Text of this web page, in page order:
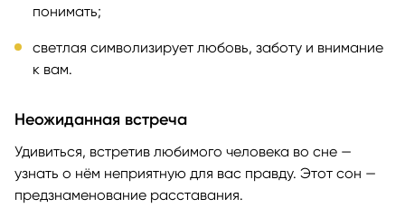
понимать;
светлая символизирует любовь, заботу и внимание
к вам.
Неожиданная встреча
Удивиться, встретив любимого человека во сне —
узнать о нём неприятную для вас правду. Этот сон —
предзнаменование расставания.